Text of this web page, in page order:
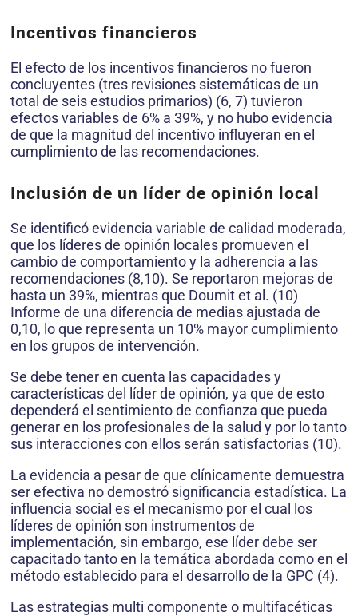
Incentivos financieros
El efecto de los incentivos financieros no fueron
concluyentes (tres revisiones sistemáticas de un
total de seis estudios primarios) (6, 7) tuvieron
efectos variables de 6% a 39%, y no hubo evidencia
de que la magnitud del incentivo influyeran en el
cumplimiento de las recomendaciones.
Inclusión de un líder de opinión local
Se identificó evidencia variable de calidad moderada,
que los líderes de opinión locales promueven el
cambio de comportamiento y la adherencia a las
recomendaciones (8,10). Se reportaron mejoras de
hasta un 39%, mientras que Doumit et al. (10)
Informe de una diferencia de medias ajustada de
0,10, lo que representa un 10% mayor cumplimiento
en los grupos de intervención.
Se debe tener en cuenta las capacidades y
características del líder de opinión, ya que de esto
dependerá el sentimiento de confianza que pueda
generar en los profesionales de la salud y por lo tanto
sus interacciones con ellos serán satisfactorias (10).
La evidencia a pesar de que clínicamente demuestra
ser efectiva no demostró significancia estadística. La
influencia social es el mecanismo por el cual los
líderes de opinión son instrumentos de
implementación, sin embargo, ese líder debe ser
capacitado tanto en la temática abordada como en el
método establecido para el desarrollo de la GPC (4).
Las estrategias multi componente o multifacéticas